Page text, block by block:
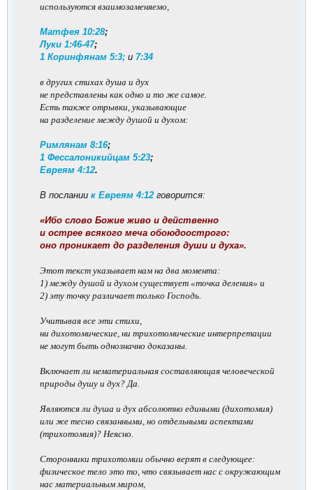
используются взаимозаменяемо,
Матфея 10:28;
Луки 1:46-47;
1 Коринфянам 5:3; и 7:34
в других стихах душа и дух
не представлены как одно и то же самое.
Есть также отрывки, указывающие
на разделение между душой и духом:
Римлянам 8:16;
1 Фессалоникийцам 5:23;
Евреям 4:12.
В послании к Евреям 4:12 говорится:
«Ибо слово Божие живо и действенно
и острее всякого меча обоюдоострого:
оно проникает до разделения души и духа».
Этот текст указывает нам на два момента:
1) между душой и духом существует «точка деления» и
2) эту точку различает только Господь.
Учитывая все эти стихи,
ни дихотомические, ни трихотомические интерпретации
не могут быть однозначно доказаны.
Включает ли нематериальная составляющая человеческой
природы душу и дух? Да.
Являются ли душа и дух абсолютно едиными (дихотомия)
или же тесно связанными, но отдельными аспектами
(трихотомия)? Неясно.
Сторонники трихотомии обычно верят в следующее:
физическое тело это то, что связывает нас с окружающим
нас материальным миром,